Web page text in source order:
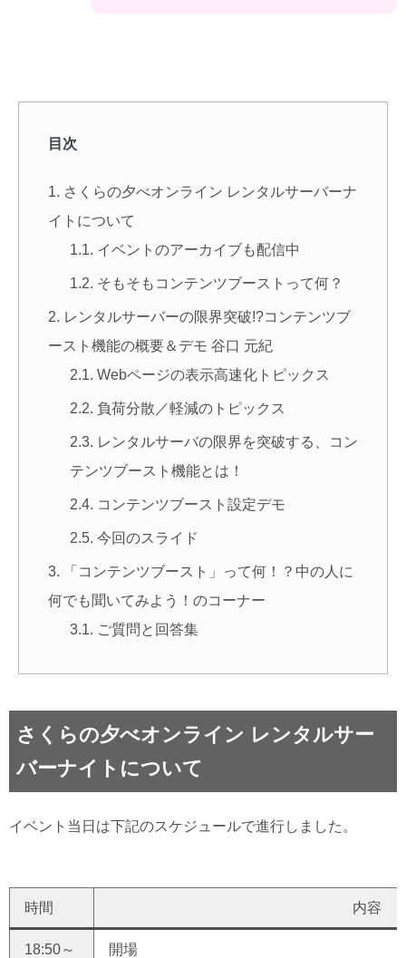
目次
さくらの夕べオンライン レンタルサーバーナ
イトについて
イベントのアーカイブも配信中
そもそもコンテンツブーストって何？
レンタルサーバーの限界突破!?コンテンツブ
ースト機能の概要＆デモ 谷口 元紀
Webページの表示高速化トピックス
負荷分散／軽減のトピックス
レンタルサーバの限界を突破する、コン
テンツブースト機能とは！
コンテンツブースト設定デモ
今回のスライド
「コンテンツブースト」って何！？中の人に
何でも聞いてみよう！のコーナー
ご質問と回答集
さくらの夕べオンライン レンタルサー
バーナイトについて
イベント当日は下記のスケジュールで進行しました。
時間 内容
18:50～ 開場